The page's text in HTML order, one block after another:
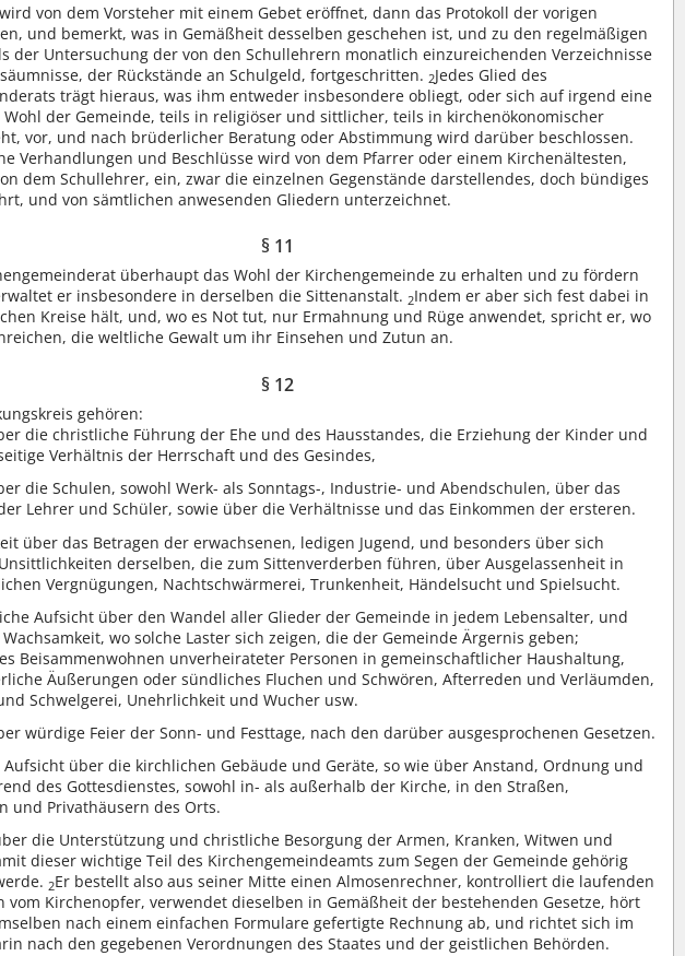
von dem Vorsteher mit einem Gebet eröffnet, dann das Protokoll der vorigen
und bemerkt, was in Gemäßheit desselben geschehen ist, und zu den regelmäßigen
der Untersuchung der von den Schullehrern monatlich einzureichenden Verzeichnisse
der Rückstände an Schulgeld, fortgeschritten. 2Jedes Glied des
trägt hieraus, was ihm entweder insbesondere obliegt, oder sich auf irgend eine
Wohl der Gemeinde, teils in religiöser und sittlicher, teils in kirchenökonomischer
vor, und nach brüderlicher Beratung oder Abstimmung wird darüber beschlossen.
Verhandlungen und Beschlüsse wird von dem Pfarrer oder einem Kirchenältesten,
dem Schullehrer, ein, zwar die einzelnen Gegenstände darstellendes, doch bündiges
und von sämtlichen anwesenden Gliedern unterzeichnet.
§ 11
überhaupt das Wohl der Kirchengemeinde zu erhalten und zu fördern
er insbesondere in derselben die Sittenanstalt. 2Indem er aber sich fest dabei in
Kreise hält, und, wo es Not tut, nur Ermahnung und Rüge anwendet, spricht er, wo
die weltliche Gewalt um ihr Einsehen und Zutun an.
§ 12
gehören:
die christliche Führung der Ehe und des Hausstandes, die Erziehung der Kinder und
Verhältnis der Herrschaft und des Gesindes,
die Schulen, sowohl Werk- als Sonntags-, Industrie- und Abendschulen, über das
Lehrer und Schüler, sowie über die Verhältnisse und das Einkommen der ersteren.
über das Betragen der erwachsenen, ledigen Jugend, und besonders über sich
derselben, die zum Sittenverderben führen, über Ausgelassenheit in
Vergnügungen, Nachtschwärmerei, Trunkenheit, Händelsucht und Spielsucht.
Aufsicht über den Wandel aller Glieder der Gemeinde in jedem Lebensalter, und
wo solche Laster sich zeigen, die der Gemeinde Ärgernis geben;
Beisammenwohnen unverheirateter Personen in gemeinschaftlicher Haushaltung,
Äußerungen oder sündliches Fluchen und Schwören, Afterreden und Verläumden,
Schwelgerei, Unehrlichkeit und Wucher usw.
würdige Feier der Sonn- und Festtage, nach den darüber ausgesprochenen Gesetzen.
Aufsicht über die kirchlichen Gebäude und Geräte, so wie über Anstand, Ordnung und
des Gottesdienstes, sowohl in- als außerhalb der Kirche, in den Straßen,
und Privathäusern des Orts.
die Unterstützung und christliche Besorgung der Armen, Kranken, Witwen und
dieser wichtige Teil des Kirchengemeindeamts zum Segen der Gemeinde gehörig
2Er bestellt also aus seiner Mitte einen Almosenrechner, kontrolliert die laufenden
vom Kirchenopfer, verwendet dieselben in Gemäßheit der bestehenden Gesetze, hört
nach einem einfachen Formulare gefertigte Rechnung ab, und richtet sich im
nach den gegebenen Verordnungen des Staates und der geistlichen Behörden.